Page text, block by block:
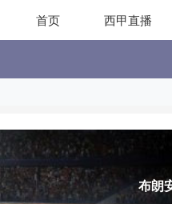
首页 西甲直播
布朗